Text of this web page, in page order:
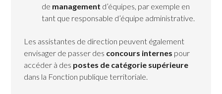
de management d’équipes, par exemple en
tant que responsable d’équipe administrative.
Les assistantes de direction peuvent également
envisager de passer des concours internes pour
accéder à des postes de catégorie supérieure
dans la Fonction publique territoriale.